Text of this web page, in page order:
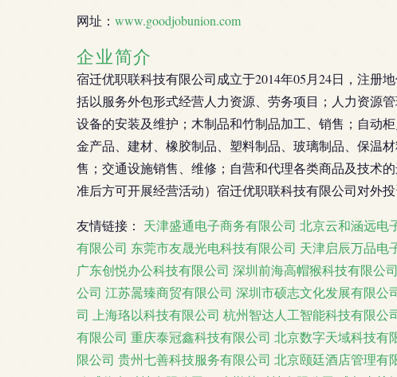
网址： www.goodjobunion.com
企业简介
宿迁优职联科技有限公司成立于2014年05月24日，注册
括以服务外包形式经营人力资源、劳务项目；人力资源
设备的安装及维护；木制品和竹制品加工、销售；自动
金产品、建材、橡胶制品、塑料制品、玻璃制品、保温
售；交通设施销售、维修；自营和代理各类商品及技术
准后方可开展经营活动）宿迁优职联科技有限公司对外投
友情链接： 天津盛通电子商务有限公司 北京云和涵远电
有限公司 东莞市友晟光电科技有限公司 天津启辰万品电
广东创悦办公科技有限公司 深圳前海高帽猴科技有限公司
公司 江苏暠臻商贸有限公司 深圳市硕志文化发展有限公
司
上海珞以科技有限公司 杭州智达人工智能科技有限公
有限公司 重庆泰冠鑫科技有限公司 北京数字天域科技有
限公司 贵州七善科技服务有限公司 北京颐廷酒店管理有